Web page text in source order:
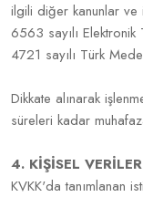
ilgili diğer kanunlar ve
6563 sayılı Elektronik
4721 sayılı Türk
Dikkate alınarak
süreleri kadar
4. KİŞİSEL
KVKK'da tanımlanan